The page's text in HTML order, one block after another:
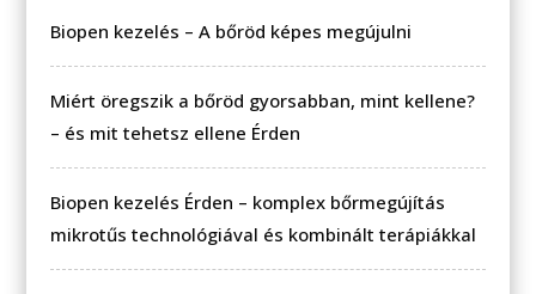
Biopen kezelés – A bőröd képes megújulni
Miért öregszik a bőröd gyorsabban, mint kellene?
– és mit tehetsz ellene Érden
Biopen kezelés Érden – komplex bőrmegújítás
mikrotűs technológiával és kombinált terápiákkal